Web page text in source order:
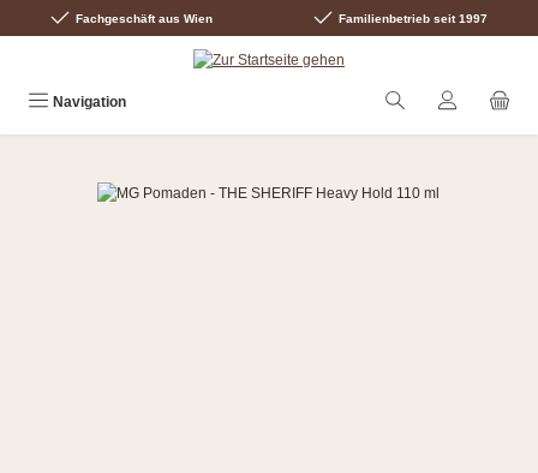
Zum Hauptinhalt springen
Fachgeschäft aus Wien Familienbetrieb seit 1997
Navigation
Bildergalerie überspringen